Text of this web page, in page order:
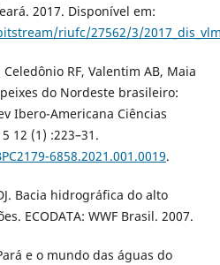
2017. Disponível em:
riufc/27562/3/
RF, Valentim AB, Maia
do Nordeste brasileiro:
Ibero-Americana Ciências
12 (1) :223–31.
6858.2021.001.0019.
Bacia hidrográfica do alto
ECODATA: WWF Brasil. 2007.
e o mundo das águas do